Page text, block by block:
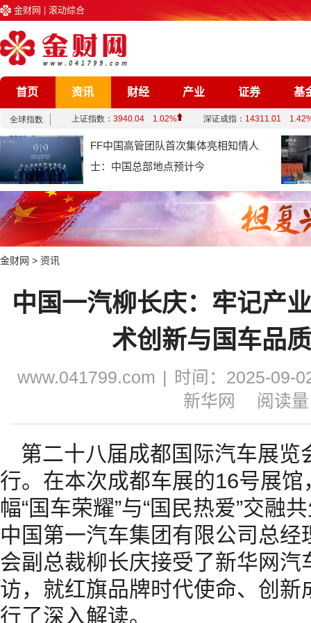
金财网 滚动综合
首页 资讯 财经 产业 证券 基
企业 文化 娱乐
综合
FF中国高管团队首次集体亮相知情人
士：中国总部地点预计今
金财网 > 资讯
中国一汽柳长庆：牢记产
术创新与国车品
www.041799.com
时间：2025-09-
新华网
阅读
第二十八届成都国际汽车展
行。在本次成都车展的16号展
幅“国车荣耀”与“国民热爱”交融
中国第一汽车集团有限公司总
会副总裁柳长庆接受了新华网
访，就红旗品牌时代使命、创新
行了深入解读。